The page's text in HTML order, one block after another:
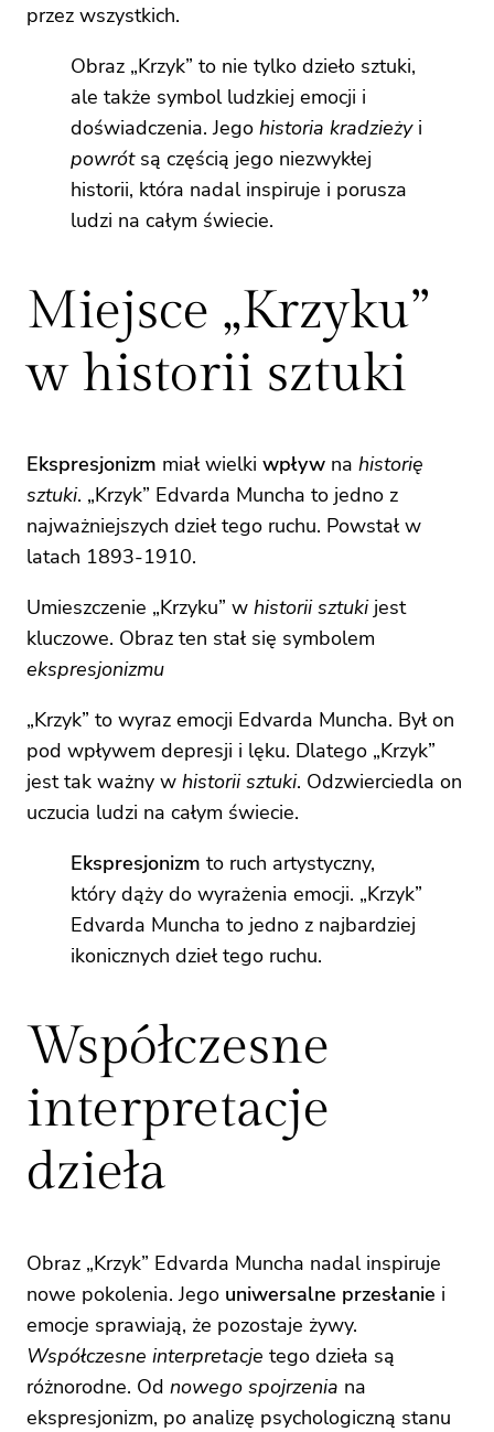
przez wszystkich.
Obraz „Krzyk” to nie tylko dzieło sztuki,
ale także symbol ludzkiej emocji i
doświadczenia. Jego historia kradzieżyi
powrótsą częścią jego niezwykłej
historii, która nadal inspiruje i porusza
ludzi na całym świecie.
Miejsce „Krzyku”
w historii sztuki
Ekspresjonizm miał wielki wpływ na historię
sztuki. „Krzyk” Edvarda Muncha to jedno z
najważniejszych dzieł tego ruchu. Powstał w
latach 1893-1910.
Umieszczenie „Krzyku” w historii sztukijest
kluczowe. Obraz ten stał się symbolem
ekspresjonizmu
„Krzyk” to wyraz emocji Edvarda Muncha. Był on
pod wpływem depresji i lęku. Dlatego „Krzyk”
jest tak ważny w historii sztuki. Odzwierciedla on
uczucia ludzi na całym świecie.
Ekspresjonizm to ruch artystyczny,
który dąży do wyrażenia emocji. „Krzyk”
Edvarda Muncha to jedno z najbardziej
ikonicznych dzieł tego ruchu.
Współczesne
interpretacje
dzieła
Obraz „Krzyk” Edvarda Muncha nadal inspiruje
nowe pokolenia. Jego uniwersalne przesłanie i
emocje sprawiają, że pozostaje żywy.
Współczesne interpretacje tego dzieła są
różnorodne. Od nowego spojrzenia na
ekspresjonizm, po analizę psychologiczną stanu